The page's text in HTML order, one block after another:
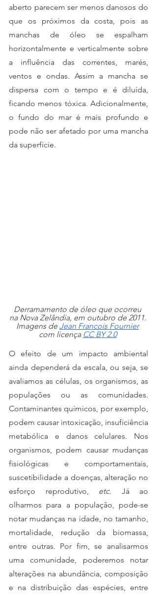
aberto parecem ser menos danosos do
que os próximos da costa, pois as
manchas de óleo se espalham
horizontalmente e verticalmente sobre
a influência das correntes, marés,
ventos e ondas. Assim a mancha se
dispersa com o tempo e é diluída,
ficando menos tóxica. Adicionalmente,
o fundo do mar é mais profundo e
pode não ser afetado por uma mancha
da superfície.
Derramamento de óleo que ocorreu
na Nova Zelândia, em outubro de 2011.
Imagens de Jean Francois Fournier
com licença CC BY 2.0
O efeito de um impacto ambiental
ainda dependerá da escala, ou seja, se
avaliamos as células, os organismos, as
populações ou as comunidades.
Contaminantes químicos, por exemplo,
podem causar intoxicação, insuficiência
metabólica e danos celulares. Nos
organismos, podem causar mudanças
fisiológicas e comportamentais,
suscetibilidade a doenças, alteração no
esforço reprodutivo, etc. Já ao
olharmos para a população, pode-se
notar mudanças na idade, no tamanho,
mortalidade, redução da biomassa,
entre outras. Por fim, se analisarmos
uma comunidade, poderemos notar
alterações na abundância, composição
e na distribuição das espécies, entre